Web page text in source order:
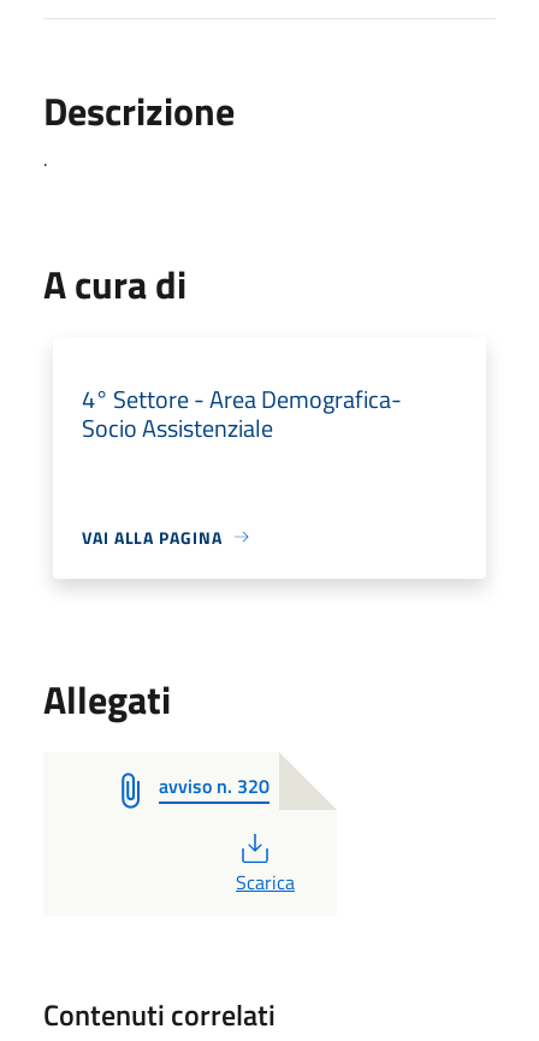
Descrizione
.
A cura di
4° Settore - Area Demografica-
Socio Assistenziale
VAI ALLA PAGINA
Allegati
avviso n. 320
PDF
Scarica
Contenuti correlati